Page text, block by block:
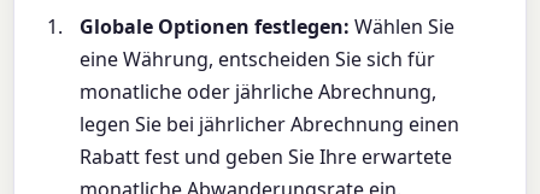
Globale Optionen festlegen: Wählen Sie
eine Währung, entscheiden Sie sich für
monatliche oder jährliche Abrechnung,
legen Sie bei jährlicher Abrechnung einen
Rabatt fest und geben Sie Ihre erwartete